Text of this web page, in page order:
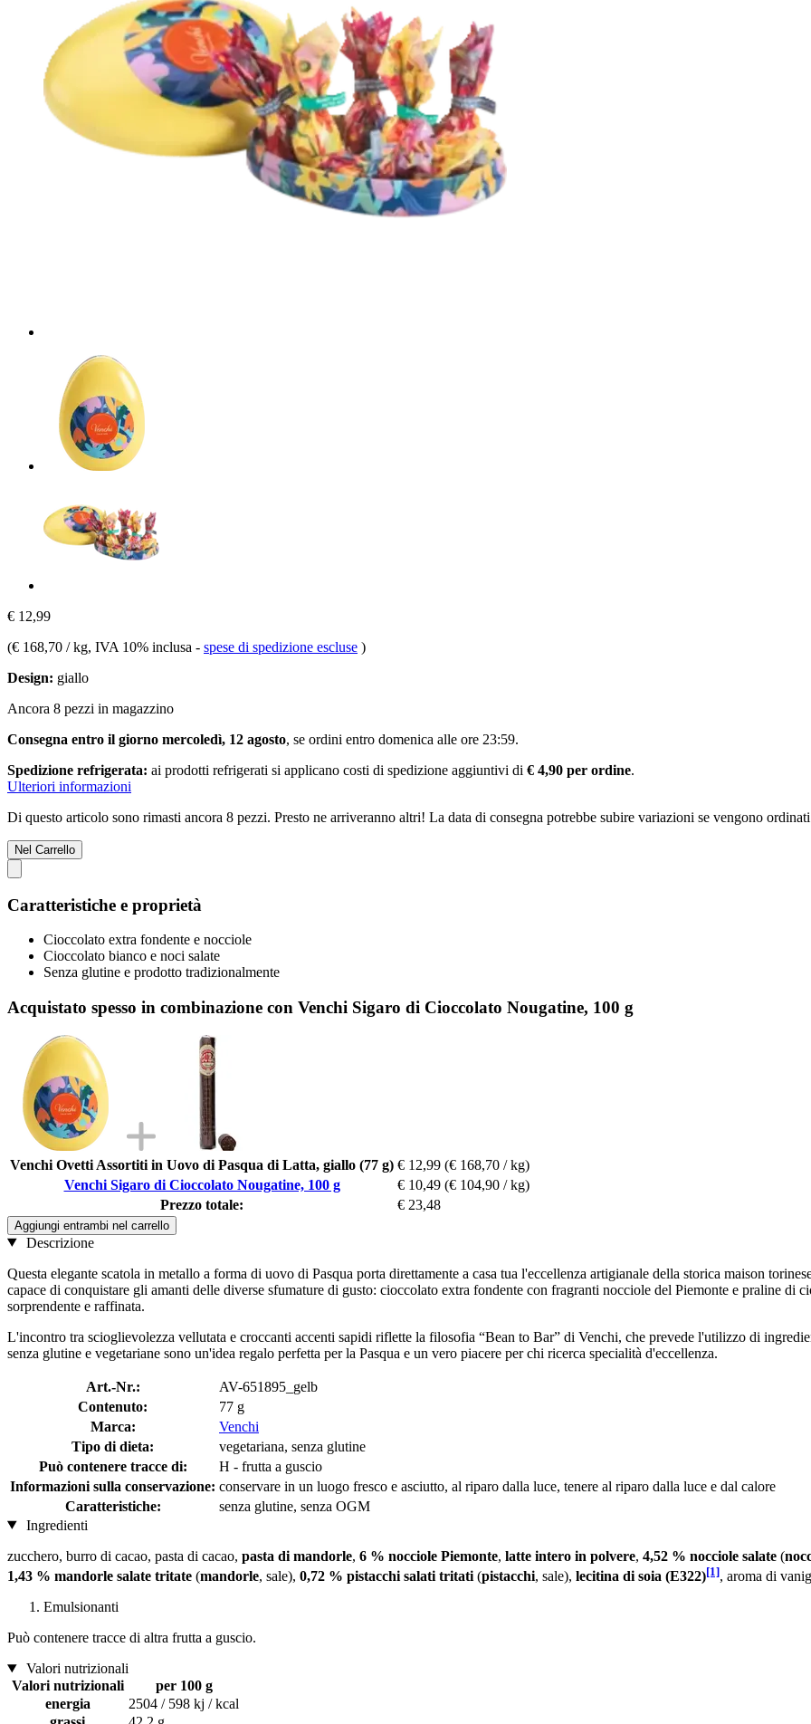
€ 12,99
(€ 168,70 / kg, IVA 10% inclusa - spese di spedizione escluse )
Design: giallo
Ancora 8 pezzi in magazzino
Consegna entro il giorno mercoledì, 12 agosto, se ordini entro domenica alle ore 23:59.
Spedizione refrigerata: ai prodotti refrigerati si applicano costi di spedizione aggiuntivi di € 4,90 per ordine.
Ulteriori informazioni
Di questo articolo sono rimasti ancora 8 pezzi. Presto ne arriveranno altri! La data di consegna potrebbe subire variazioni se vengono
Nel Carrello
Caratteristiche e proprietà
Cioccolato extra fondente e nocciole
Cioccolato bianco e noci salate
Senza glutine e prodotto tradizionalmente
Acquistato spesso in combinazione con Venchi Sigaro di Cioccolato Nougatine, 100 g
Venchi Ovetti Assortiti in Uovo di Pasqua di Latta, giallo (77 g) € 12,99 (€ 168,70 / kg)
Venchi Sigaro di Cioccolato Nougatine, 100 g
€ 10,49 (€ 104,90 / kg)
Prezzo totale:
€ 23,48
Aggiungi entrambi nel carrello
Descrizione
Questa elegante scatola in metallo a forma di uovo di Pasqua porta direttamente a casa tua l'eccellenza artigianale della storica maison
capace di conquistare gli amanti delle diverse sfumature di gusto: cioccolato extra fondente con fragranti nocciole del Piemonte e praline di
sorprendente e raffinata.
L'incontro tra scioglievolezza vellutata e croccanti accenti sapidi riflette la filosofia “Bean to Bar” di Venchi, che prevede l'utilizzo di
senza glutine e vegetariane sono un'idea regalo perfetta per la Pasqua e un vero piacere per chi ricerca specialità d'eccellenza.
Art.-Nr.:
AV-651895_gelb
Contenuto:
77 g
Marca:
Venchi
Tipo di dieta:
vegetariana, senza glutine
Può contenere tracce di:
H - frutta a guscio
Informazioni sulla conservazione: conservare in un luogo fresco e asciutto, al riparo dalla luce, tenere al riparo dalla luce e dal calore
Caratteristiche:
senza glutine, senza OGM
Ingredienti
zucchero, burro di cacao, pasta di cacao, pasta di mandorle, 6 % nocciole Piemonte, latte intero in polvere, 4,52 % nocciole salate (
1,43 % mandorle salate tritate (mandorle, sale), 0,72 % pistacchi salati tritati (pistacchi, sale), lecitina di soia (E322)[1], aroma di
Emulsionanti
Può contenere tracce di altra frutta a guscio.
Valori nutrizionali
Valori nutrizionali
per 100 g
energia
2504 / 598 kj / kcal